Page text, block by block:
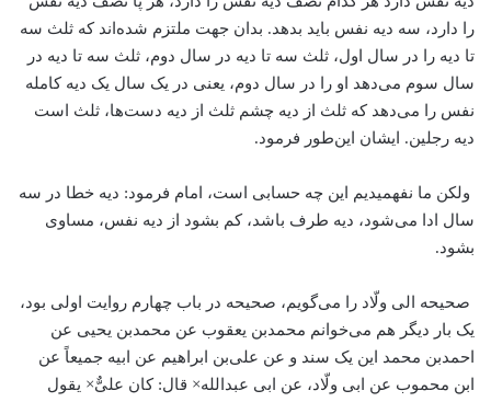
را دارد، سه دیه نفس باید بدهد. بدان جهت ملتزم شده‌اند که ثلث سه
تا دیه را در سال اول، ثلث سه تا دیه در سال دوم، ثلث سه تا دیه در
سال سوم می‌دهد او را در سال دوم، یعنی در یک سال یک دیه کامله
نفس را می‌دهد که ثلث از دیه چشم ثلث از دیه دست‌ها، ثلث است
دیه رجلین. ایشان این‌طور فرمود.
ولکن ما نفهمیدیم این چه حسابی است، امام فرمود: دیه خطا در سه
سال ادا می‌شود، دیه طرف باشد، کم بشود از دیه نفس، مساوی
بشود.
صحیحه الی ولّاد را می‌گویم، صحیحه در باب چهارم روایت اولی بود،
یک بار دیگر هم می‌خوانم محمد‌بن یعقوب عن محمد‌بن یحیی عن
احمد‌بن محمد این یک سند و عن علی‌بن ابراهیم عن ابیه جمیعاً عن
ابن محموب عن ابی ولّاد، عن ابی عبدالله× قال: کان علیٌّ× یقول